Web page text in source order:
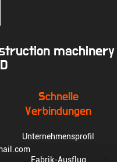
machinery
Schnelle
Verbindungen
Unternehmensprofil
Fabrik-Ausflug